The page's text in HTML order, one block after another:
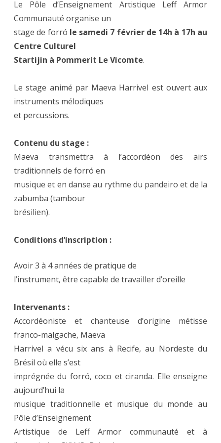
Le Pôle d’Enseignement Artistique Leff Armor
Communauté organise un
stage de forró le samedi 7 février de 14h à 17h au
Centre Culturel
Startijin à Pommerit Le Vicomte.
Le stage animé par Maeva Harrivel est ouvert aux
instruments mélodiques
et percussions.
Contenu du stage :
Maeva transmettra à l’accordéon des airs
traditionnels de forró en
musique et en danse au rythme du pandeiro et de la
zabumba (tambour
brésilien).
Conditions d’inscription :
Avoir 3 à 4 années de pratique de
l’instrument, être capable de travailler d’oreille
Intervenants :
Accordéoniste et chanteuse d’origine métisse
franco-malgache, Maeva
Harrivel a vécu six ans à Recife, au Nordeste du
Brésil où elle s’est
imprégnée du forró, coco et ciranda. Elle enseigne
aujourd’hui la
musique traditionnelle et musique du monde au
Pôle d’Enseignement
Artistique de Leff Armor communauté et à